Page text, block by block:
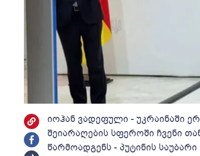
იოჰან ვადეფული - უკრაინაში
შეიარაღების სფეროში ჩვენი
წარმოადგენს - პუტინის